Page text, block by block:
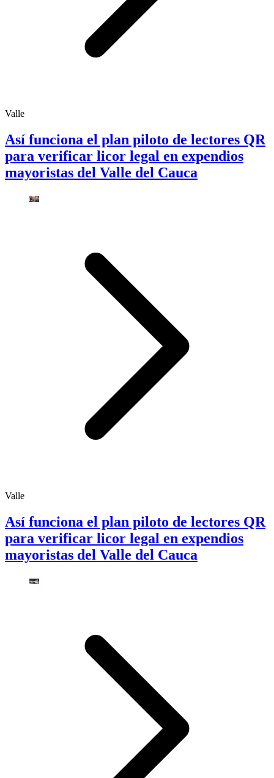
Valle
Así funciona el plan piloto de lectores QR
para verificar licor legal en expendios
mayoristas del Valle del Cauca
Valle
Así funciona el plan piloto de lectores QR
para verificar licor legal en expendios
mayoristas del Valle del Cauca